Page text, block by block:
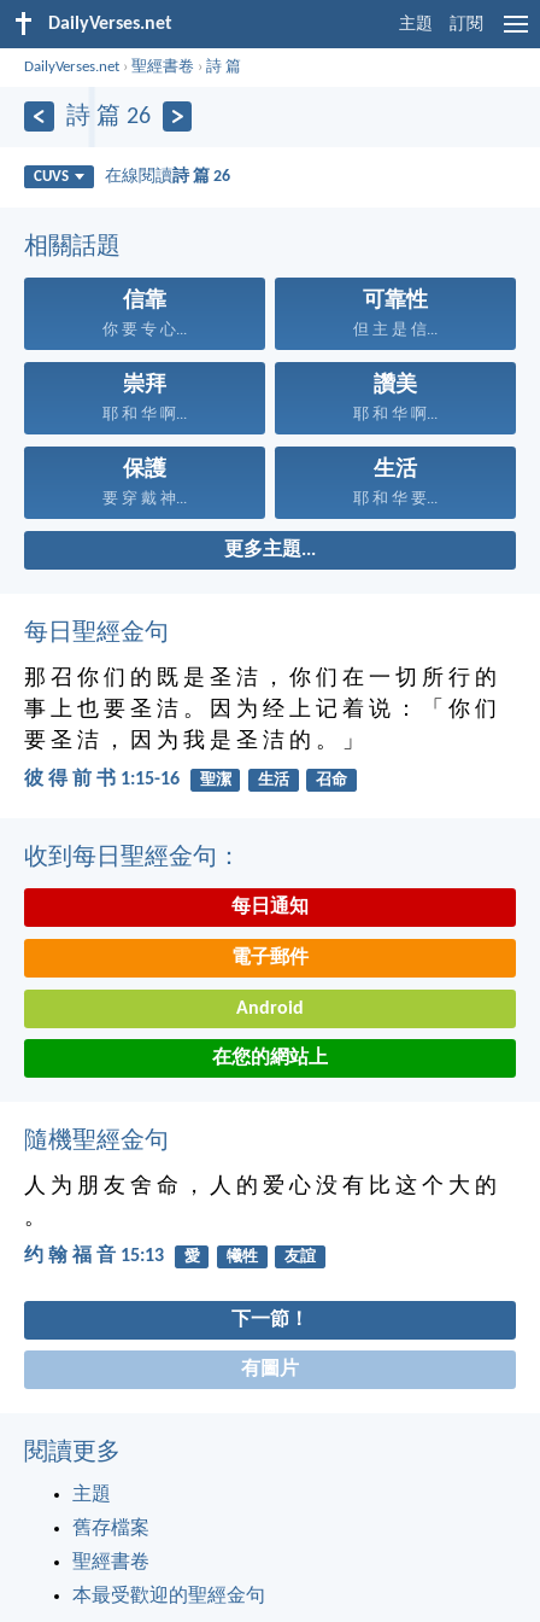
DailyVerses.net 主題 訂閱
DailyVerses.net ›聖經書卷 ›詩 篇
詩 篇 26
CUVS 在線閱讀詩 篇 26
相關話題
信靠
你 要 专 心...
可靠性
但 主 是 信...
崇拜
耶 和 华 啊...
讚美
耶 和 华 啊...
保護
要 穿 戴 神...
生活
耶 和 华 要...
更多主題...
每日聖經金句
那 召 你 们 的 既 是 圣 洁 ， 你 们 在 一 切 所 行 的
事 上 也 要 圣 洁 。 因 为 经 上 记 着 说 ： 「 你 们
要 圣 洁 ， 因 为 我 是 圣 洁 的 。 」
彼 得 前 书 1:15-16 聖潔 生活 召命
收到每日聖經金句：
每日通知
電子郵件
Android
在您的網站上
隨機聖經金句
人 为 朋 友 舍 命 ， 人 的 爱 心 没 有 比 这 个 大 的
。
约 翰 福 音 15:13 愛 犧牲 友誼
下一節！
有圖片
閱讀更多
主題
舊存檔案
聖經書卷
本最受歡迎的聖經金句